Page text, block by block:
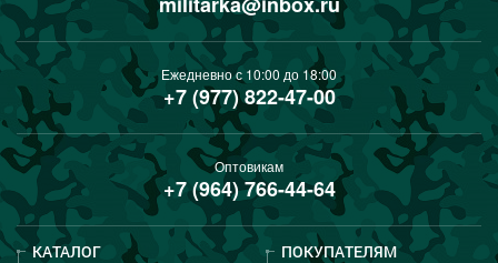
Ежедневно с 10:00 до 18:00
+7 (977) 822-47-00
Оптовикам
+7 (964) 766-44-64
КАТАЛОГ ПОКУПАТЕЛЯМ